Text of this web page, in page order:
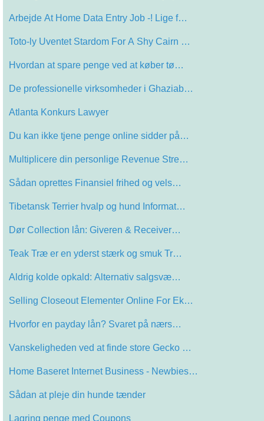
Arbejde At Home Data Entry Job -! Lige f…
Toto-ly Uventet Stardom For A Shy Cairn …
Hvordan at spare penge ved at køber tø…
De professionelle virksomheder i Ghaziab…
Atlanta Konkurs Lawyer
Du kan ikke tjene penge online sidder på…
Multiplicere din personlige Revenue Stre…
Sådan oprettes Finansiel frihed og vels…
Tibetansk Terrier hvalp og hund Informat…
Dør Collection lån: Giveren & Receiver…
Teak Træ er en yderst stærk og smuk Tr…
Aldrig kolde opkald: Alternativ salgsvæ…
Selling Closeout Elementer Online For Ek…
Hvorfor en payday lån? Svaret på nærs…
Vanskeligheden ved at finde store Gecko …
Home Baseret Internet Business - Newbies…
Sådan at pleje din hunde tænder
Lagring penge med Coupons